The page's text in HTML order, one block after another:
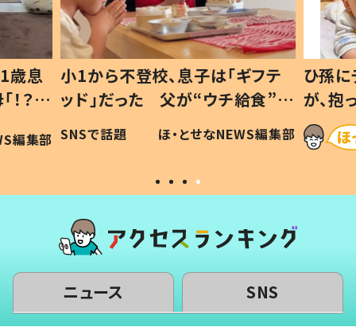
歳息
？」
編集部
小1から不登校、息子は「ギフテ
ッド」だった 父が“ウチ給食”を
作り続ける理由とは #令和の親
#令和の子
SNSで話題 ほ・とせなNEWS編集部
ひ孫
が、
「涙が
い」
ニュース SNS